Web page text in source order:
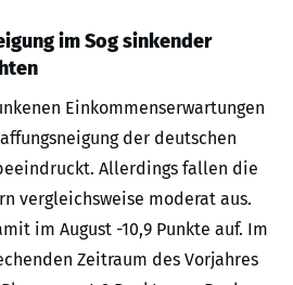
im Sog sinkender
Einkommenserwartungen
der deutschen
Allerdings fallen die
vergleichsweise moderat aus.
im August -10,9 Punkte auf. Im
Zeitraum des Vorjahres